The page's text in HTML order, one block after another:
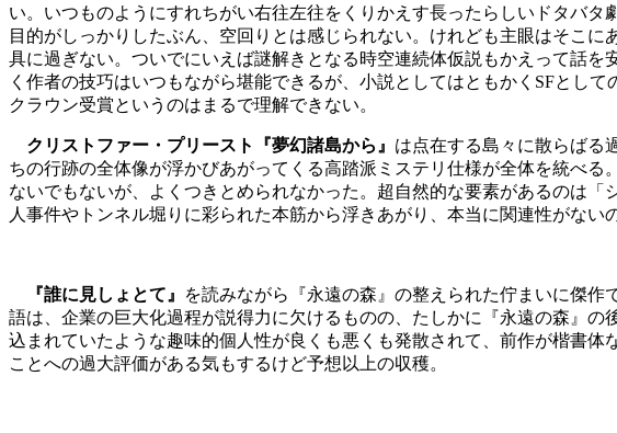
い。いつものようにすれちがい右往左往をくりかえす長ったらしいドタバタ
目的がしっかりしたぶん、空回りとは感じられない。けれども主眼はそこ
具に過ぎない。ついでにいえば謎解きとなる時空連続体仮説もかえって話
く作者の技巧はいつもながら堪能できるが、小説としてはともかくSFとし
クラウン受賞というのはまるで理解できない。
クリストファー・プリースト『夢幻諸島から』 は点在する島々に散らばる
ちの行跡の全体像が浮かびあがってくる高踏派ミステリ仕様が全体を統べ
ないでもないが、よくつきとめられなかった。超自然的な要素があるのは
人事件やトンネル堀りに彩られた本筋から浮きあがり、本当に関連性がな
『誰に見しょとて』
を読みながら『永遠の森』の整えられた佇まいに傑
語は、企業の巨大化過程が説得力に欠けるものの、たしかに『永遠の森』
込まれていたような趣味的個人性が良くも悪くも発散されて、前作が楷書
ことへの過大評価がある気もするけど予想以上の収穫。